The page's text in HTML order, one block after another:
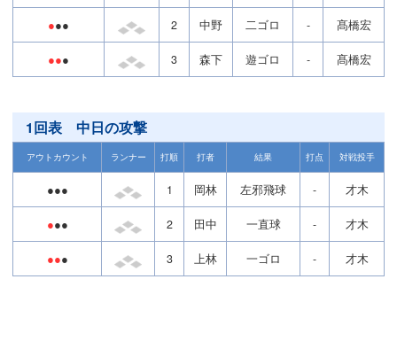
●●● 2 中野 二ゴロ - 髙橋宏
●●● 3 森下 遊ゴロ - 髙橋宏
1回表 中日の攻撃
アウトカウント ランナー 打順 打者 結果 打点 対戦投手
●●● 1 岡林 左邪飛球 - 才木
●●● 2 田中 一直球 - 才木
●●● 3 上林 一ゴロ - 才木